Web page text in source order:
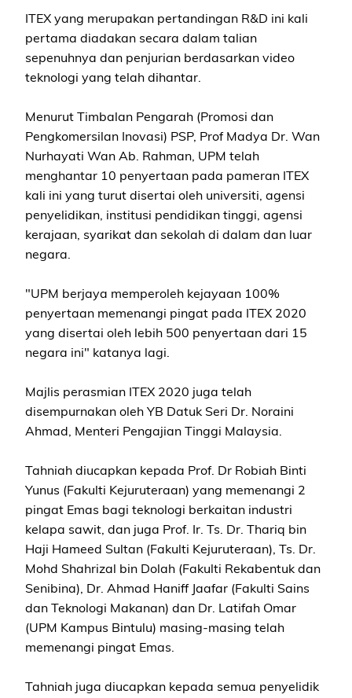
ITEX yang merupakan pertandingan R&D ini kali
pertama diadakan secara dalam talian
sepenuhnya dan penjurian berdasarkan video
teknologi yang telah dihantar.
Menurut Timbalan Pengarah (Promosi dan
Pengkomersilan Inovasi) PSP, Prof Madya Dr. Wan
Nurhayati Wan Ab. Rahman, UPM telah
menghantar 10 penyertaan pada pameran ITEX
kali ini yang turut disertai oleh universiti, agensi
penyelidikan, institusi pendidikan tinggi, agensi
kerajaan, syarikat dan sekolah di dalam dan luar
negara.
"UPM berjaya memperoleh kejayaan 100%
penyertaan memenangi pingat pada ITEX 2020
yang disertai oleh lebih 500 penyertaan dari 15
negara ini" katanya lagi.
Majlis perasmian ITEX 2020 juga telah
disempurnakan oleh YB Datuk Seri Dr. Noraini
Ahmad, Menteri Pengajian Tinggi Malaysia.
Tahniah diucapkan kepada Prof. Dr Robiah Binti
Yunus (Fakulti Kejuruteraan) yang memenangi 2
pingat Emas bagi teknologi berkaitan industri
kelapa sawit, dan juga Prof. Ir. Ts. Dr. Thariq bin
Haji Hameed Sultan (Fakulti Kejuruteraan), Ts. Dr.
Mohd Shahrizal bin Dolah (Fakulti Rekabentuk dan
Senibina), Dr. Ahmad Haniff Jaafar (Fakulti Sains
dan Teknologi Makanan) dan Dr. Latifah Omar
(UPM Kampus Bintulu) masing-masing telah
memenangi pingat Emas.
Tahniah juga diucapkan kepada semua penyelidik